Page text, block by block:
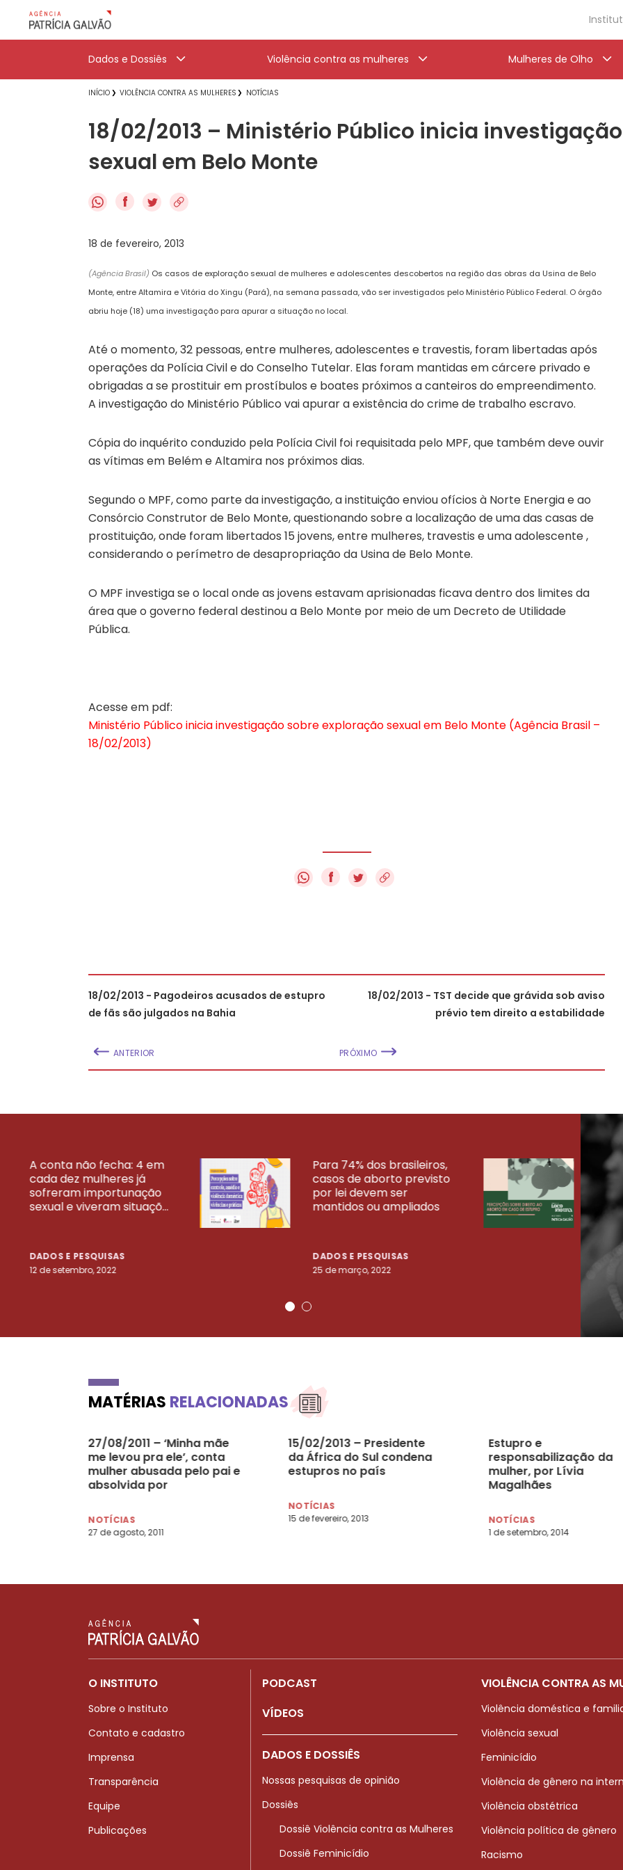
Dados e Dossiês Violência contra as mulheres Mulheres de Olho
INÍCIO VIOLÊNCIA CONTRA AS MULHERES NOTÍCIAS
18/02/2013 – Ministério Público inicia
sexual em Belo Monte
f
18 de fevereiro, 2013
(Agência Brasil) Os casos de exploração sexual de mulheres e adolescentes descobertos na região das obras da Usina de Belo
Monte, entre Altamira e Vitória do Xingu (Pará), na semana passada, vão ser investigados pelo Ministério Público Federal. O órgão
abriu hoje (18) uma investigação para apurar a situação no local.
Até o momento, 32 pessoas, entre mulheres, adolescentes e travestis, foram libertadas após
operações da Polícia Civil e do Conselho Tutelar. Elas foram mantidas em cárcere privado e
obrigadas a se prostituir em prostíbulos e boates próximos a canteiros do empreendimento.
A investigação do Ministério Público vai apurar a existência do crime de trabalho escravo.
Cópia do inquérito conduzido pela Polícia Civil foi requisitada pelo MPF, que também deve ouvir
as vítimas em Belém e Altamira nos próximos dias.
Segundo o MPF, como parte da investigação, a instituição enviou ofícios à Norte Energia e ao
Consórcio Construtor de Belo Monte, questionando sobre a localização de uma das casas de
prostituição, onde foram libertados 15 jovens, entre mulheres, travestis e uma adolescente ,
considerando o perímetro de desapropriação da Usina de Belo Monte.
O MPF investiga se o local onde as jovens estavam aprisionadas ficava dentro dos limites da
área que o governo federal destinou a Belo Monte por meio de um Decreto de Utilidade
Pública.
Acesse em pdf:
Ministério Público inicia investigação sobre exploração sexual em Belo Monte (Agência Brasil –
18/02/2013)
f
18/02/2013 - Pagodeiros acusados de estupro
de fãs são julgados na Bahia
ANTERIOR
18/02/2013 - TST decide que grávida sob aviso
prévio tem direito a estabilidade
PRÓXIMO
A conta não fecha: 4 em
cada dez mulheres já
sofreram importunação
sexual e viveram situaçõ...
DADOS E PESQUISAS
12 de setembro, 2022
Para 74% dos brasileiros,
casos de aborto previsto
por lei devem ser
mantidos ou ampliados
DADOS E PESQUISAS
25 de março, 2022
23
VEJA MAIS PESQUISAS
MATÉRIAS RELACIONADAS
27/08/2011 – ‘Minha mãe
me levou pra ele’, conta
mulher abusada pelo pai e
absolvida por
NOTÍCIAS
27 de agosto, 2011
15/02/2013 – Presidente
da África do Sul condena
estupros no país
NOTÍCIAS
15 de fevereiro, 2013
Estupro e
responsabilização da
mulher, por Lívia
Magalhães
NOTÍCIAS
1 de setembro, 2014
O INSTITUTO
Sobre o Instituto
Contato e cadastro
Imprensa
Transparência
Equipe
Publicações
PODCAST
VÍDEOS
DADOS E DOSSIÊS
Nossas pesquisas de opinião
Dossiês
Dossiê Violência contra as Mulheres
Dossiê Feminicídio
VIOLÊNCIA CONTRA AS
Violência doméstica e
Violência sexual
Feminicídio
Violência de gênero na
Violência obstétrica
Violência política de gênero
Racismo